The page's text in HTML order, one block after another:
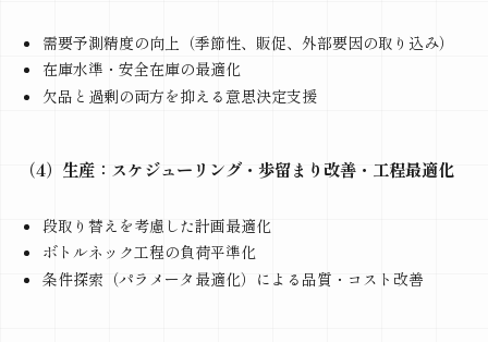
需要予測精度の向上（季節性、販促、外部要因の取り込み）
在庫水準・安全在庫の最適化
欠品と過剰の両方を抑える意思決定支援
（4）生産：スケジューリング・歩留まり改善・工程最適化
段取り替えを考慮した計画最適化
ボトルネック工程の負荷平準化
条件探索（パラメータ最適化）による品質・コスト改善